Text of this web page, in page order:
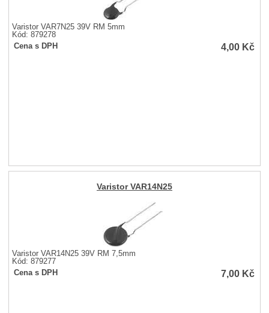
Varistor VAR7N25 39V RM 5mm
Kód: 879278
Cena s DPH
4,00 Kč
Varistor VAR14N25
Varistor VAR14N25 39V RM 7,5mm
Kód: 879277
Cena s DPH
7,00 Kč